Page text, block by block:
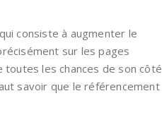
consiste à augmenter le
sur les pages
les chances de son côté
savoir que le référencement